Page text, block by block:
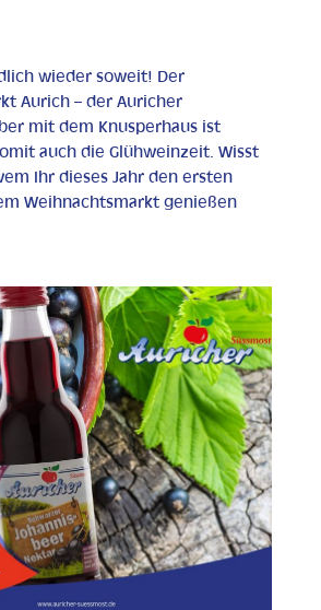
wieder soweit! Der
Aurich – der Auricher
mit dem Knusperhaus ist
auch die Glühweinzeit. Wisst
Ihr dieses Jahr den ersten
Weihnachtsmarkt genießen